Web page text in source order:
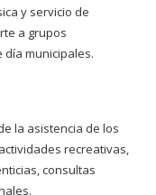
y servicio de
a grupos
día municipales.
la asistencia de los
recreativas,
consultas